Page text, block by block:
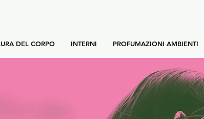
DEL CORPO INTERNI PROFUMAZIONI AMBIENTI